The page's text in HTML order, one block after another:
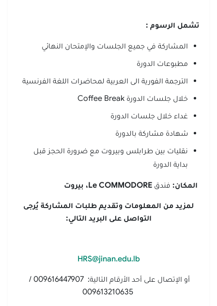
تشمل الرسوم :
المشاركة في جميع الجلسات والإمتحان النهائي
مطبوعات الدورة
الترجمة الفورية الى العربية لمحاضرات اللغة الفرنسية
خلال جلسات الدورة Coffee Break
غداء خلال جلسات الدورة
شهادة مشاركة بالدورة
نقليات بين طرابلس وبيروت مع ضرورة الحجز قبل
بداية الدورة
المكان: فندق Le COMMODORE ، بيروت
لمزيد من المعلومات وتقديم طلبات المشاركة يُرجى
التواصل على البريد التالي:
HRS@jinan.edu.lb
أو الإتصال على أحد الأرقام التالية: 009616447907 /
009613210635